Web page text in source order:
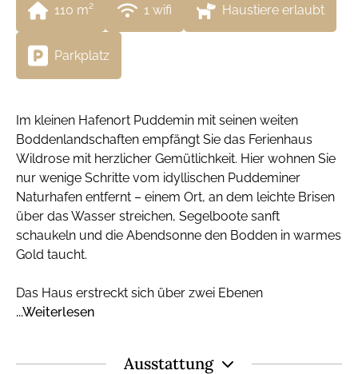
110 m² 1 wifi Haustiere erlaubt
Parkplatz
Im kleinen Hafenort Puddemin mit seinen weiten
Boddenlandschaften empfängt Sie das Ferienhaus
Wildrose mit herzlicher Gemütlichkeit. Hier wohnen Sie
nur wenige Schritte vom idyllischen Puddeminer
Naturhafen entfernt – einem Ort, an dem leichte Brisen
über das Wasser streichen, Segelboote sanft
schaukeln und die Abendsonne den Bodden in warmes
Gold taucht.
Das Haus erstreckt sich über zwei Ebenen
...Weiterlesen
Ausstattung